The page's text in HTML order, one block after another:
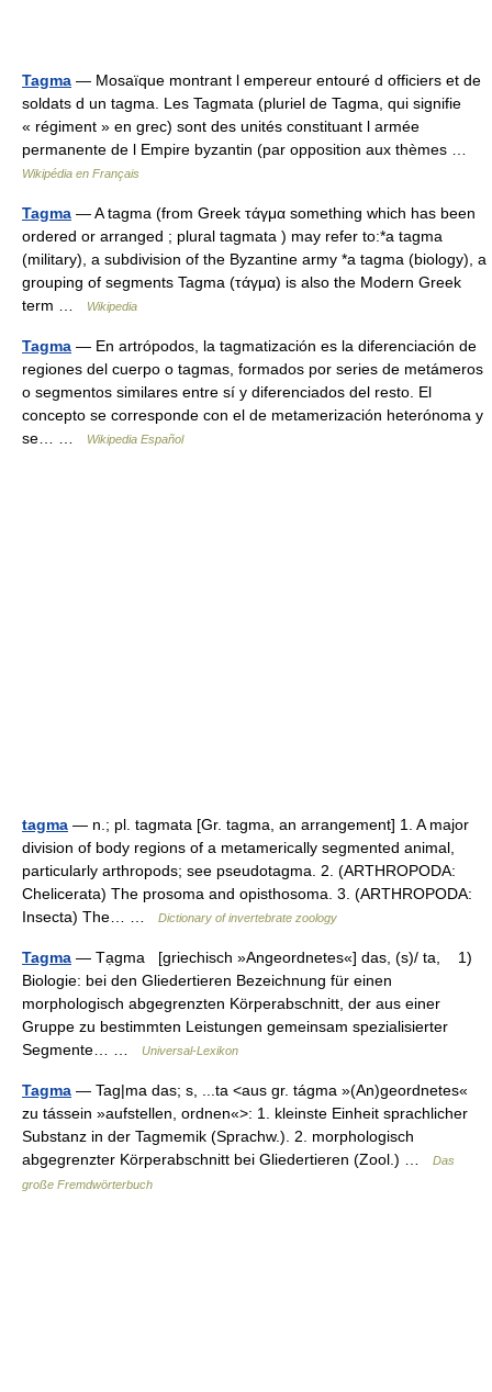
Tagma — Mosaïque montrant l empereur entouré d officiers et de
soldats d un tagma. Les Tagmata (pluriel de Tagma, qui signifie
« régiment » en grec) sont des unités constituant l armée
permanente de l Empire byzantin (par opposition aux thèmes …
Wikipédia en Français
Tagma — A tagma (from Greek τάγμα something which has been
ordered or arranged ; plural tagmata ) may refer to:*a tagma
(military), a subdivision of the Byzantine army *a tagma (biology), a
grouping of segments Tagma (τάγμα) is also the Modern Greek
term …
Wikipedia
Tagma — En artrópodos, la tagmatización es la diferenciación de
regiones del cuerpo o tagmas, formados por series de metámeros
o segmentos similares entre sí y diferenciados del resto. El
concepto se corresponde con el de metamerización heterónoma y
se… …
Wikipedia Español
tagma — n.; pl. tagmata [Gr. tagma, an arrangement] 1. A major
division of body regions of a metamerically segmented animal,
particularly arthropods; see pseudotagma. 2. (ARTHROPODA:
Chelicerata) The prosoma and opisthosoma. 3. (ARTHROPODA:
Insecta) The… …
Dictionary of invertebrate zoology
Tagma — Tạgma [griechisch »Angeordnetes«] das, (s)/ ta, 1)
Biologie: bei den Gliedertieren Bezeichnung für einen
morphologisch abgegrenzten Körperabschnitt, der aus einer
Gruppe zu bestimmten Leistungen gemeinsam spezialisierter
Segmente… …
Universal-Lexikon
Tagma — Tag|ma das; s, ...ta <aus gr. tágma »(An)geordnetes«
zu tássein »aufstellen, ordnen«>: 1. kleinste Einheit sprachlicher
Substanz in der Tagmemik (Sprachw.). 2. morphologisch
abgegrenzter Körperabschnitt bei Gliedertieren (Zool.) …
Das
große Fremdwörterbuch